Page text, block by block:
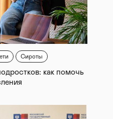
Сироты
как помочь